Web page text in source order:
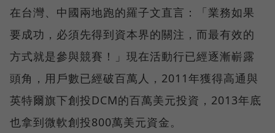
在台灣、中國兩地跑的羅子文直言：「業務如果
要成功，必須先得到資本界的關注，而最有效的
方式就是參與競賽！」現在活動行已經逐漸嶄露
頭角，用戶數已經破百萬人，2011年獲得高通與
英特爾旗下創投DCM的百萬美元投資，2013年底
也拿到微軟創投800萬美元資金。